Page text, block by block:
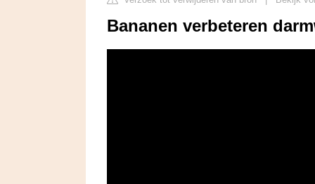
Bananen verbeteren